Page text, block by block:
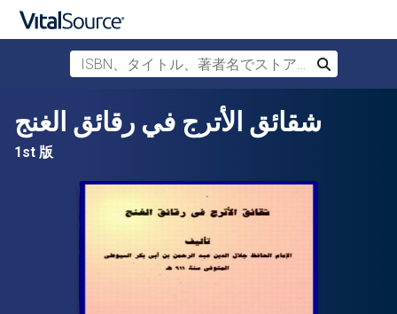
メインコンテンツへスキップ
ISBN、タイトル、著者名でストアを検索
検索
شقائق الأترج في رقائق الغنج
1st 版